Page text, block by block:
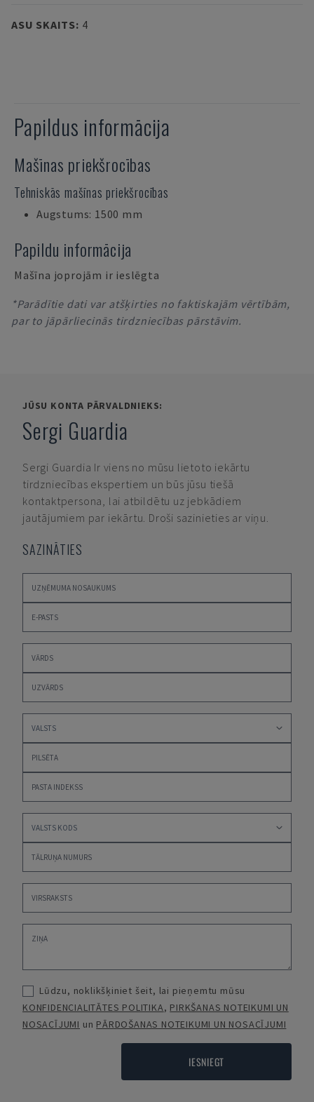
ASU SKAITS: 4
Papildus informācija
Mašīnas priekšrocības
Tehniskās mašīnas priekšrocības
Augstums: 1500 mm
Papildu informācija
Mašīna joprojām ir ieslēgta
*Parādītie dati var atšķirties no faktiskajām vērtībām,
par to jāpārliecinās tirdzniecības pārstāvim.
JŪSU KONTA PĀRVALDNIEKS:
Sergi Guardia
Sergi Guardia Ir viens no mūsu lietoto iekārtu
tirdzniecības ekspertiem un būs jūsu tiešā
kontaktpersona, lai atbildētu uz jebkādiem
jautājumiem par iekārtu. Droši sazinieties ar viņu.
SAZINĀTIES
Lūdzu, noklikšķiniet šeit, lai pieņemtu mūsu
KONFIDENCIALITĀTES POLITIKA, PIRKŠANAS NOTEIKUMI UN
NOSACĪJUMI un PĀRDOŠANAS NOTEIKUMI UN NOSACĪJUMI
IESNIEGT